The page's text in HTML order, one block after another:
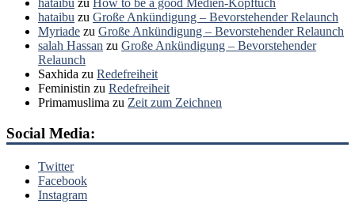
hataibu zu How to be a good Medien-Kopftuch
hataibu zu Große Ankündigung – Bevorstehender Relaunch
Myriade zu Große Ankündigung – Bevorstehender Relaunch
salah Hassan zu Große Ankündigung – Bevorstehender
Relaunch
Saxhida zu Redefreiheit
Feministin zu Redefreiheit
Primamuslima zu Zeit zum Zeichnen
Social Media:
Twitter
Facebook
Instagram